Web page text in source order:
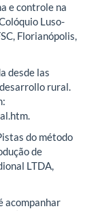
e controle na
Luso-
Florianópolis,
desde las
rural.
do método
de
LTDA,
acompanhar